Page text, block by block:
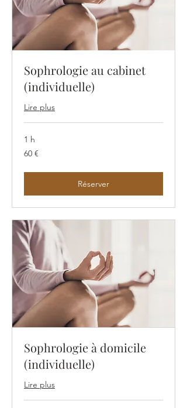
Sophrologie au cabinet
(individuelle)
Lire plus
1 h
60
euros
60 €
Réserver
Sophrologie à domicile
(individuelle)
Lire plus